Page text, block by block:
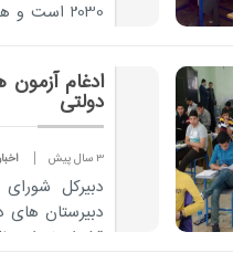
ادغام
دولتی
3 سال پیش
دبیرکل
دبیرستان های
قبل از خرداد